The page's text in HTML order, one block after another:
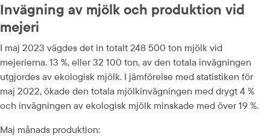
Invägning av mjölk och produktion vid
mejeri
I maj 2023 vägdes det in totalt 248 500 ton mjölk vid
mejerierna. 13 %, eller 32 100 ton, av den totala invägningen
utgjordes av ekologisk mjölk. I jämförelse med statistiken för
maj 2022, ökade den totala mjölkinvägningen med drygt 4 %
och invägningen av ekologisk mjölk minskade med över 19 %.
Maj månads produktion: